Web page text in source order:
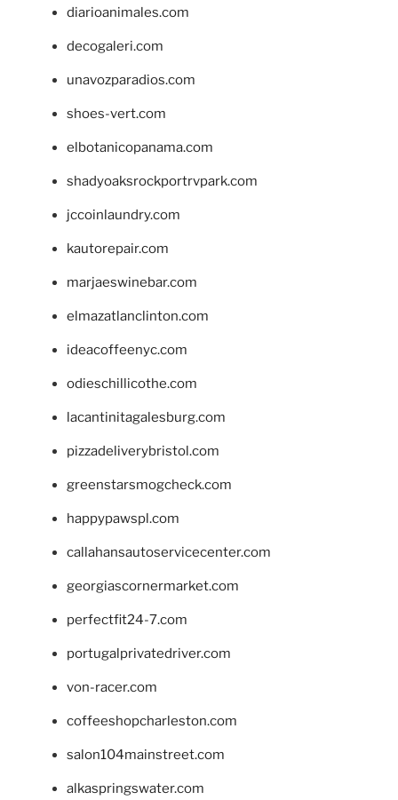
diarioanimales.com
decogaleri.com
unavozparadios.com
shoes-vert.com
elbotanicopanama.com
shadyoaksrockportrvpark.com
jccoinlaundry.com
kautorepair.com
marjaeswinebar.com
elmazatlanclinton.com
ideacoffeenyc.com
odieschillicothe.com
lacantinitagalesburg.com
pizzadeliverybristol.com
greenstarsmogcheck.com
happypawspl.com
callahansautoservicecenter.com
georgiascornermarket.com
perfectfit24-7.com
portugalprivatedriver.com
von-racer.com
coffeeshopcharleston.com
salon104mainstreet.com
alkaspringswater.com